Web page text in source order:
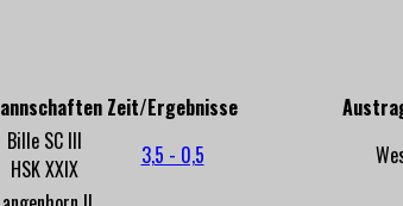
Zeit/Ergebnisse
Bille SC III
HSK XXIX
3,5 - 0,5